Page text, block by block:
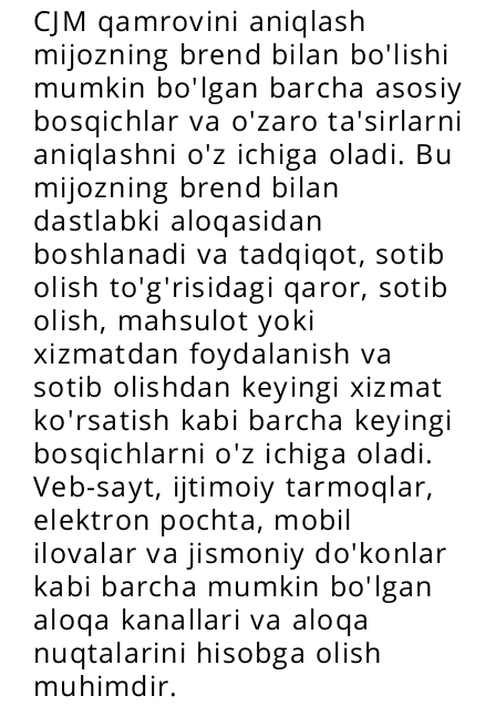
CJM qamrovini aniqlash
mijozning brend bilan bo'lishi
mumkin bo'lgan barcha asosiy
bosqichlar va o'zaro ta'sirlarni
aniqlashni o'z ichiga oladi. Bu
mijozning brend bilan
dastlabki aloqasidan
boshlanadi va tadqiqot, sotib
olish to'g'risidagi qaror, sotib
olish, mahsulot yoki
xizmatdan foydalanish va
sotib olishdan keyingi xizmat
ko'rsatish kabi barcha keyingi
bosqichlarni o'z ichiga oladi.
Veb-sayt, ijtimoiy tarmoqlar,
elektron pochta, mobil
ilovalar va jismoniy do'konlar
kabi barcha mumkin bo'lgan
aloqa kanallari va aloqa
nuqtalarini hisobga olish
muhimdir.